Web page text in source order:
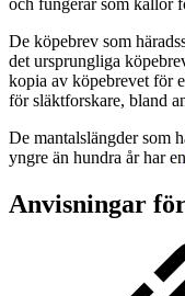
och fungerar som källor
De köpebrev som
det ursprungliga
kopia av köpebrevet för
för släktforskare, bland
De mantalslängder som
yngre än hundra år har en
Anvisningar